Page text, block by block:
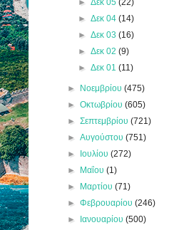
► Δεκ 04 (14)
► Δεκ 03 (16)
► Δεκ 02 (9)
► Δεκ 01 (11)
► Νοεμβρίου(475)
►Οκτωβρίου(605)
►Σεπτεμβρίου(721)
►Αυγούστου(751)
► Ιουλίου(272)
► Μαΐου(1)
► Μαρτίου(71)
►Φεβρουαρίου(246)
► Ιανουαρίου(500)